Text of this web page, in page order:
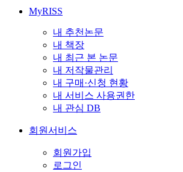
MyRISS
내 추천논문
내 책장
내 최근 본 논문
내 저작물관리
내 구매·신청 현황
내 서비스 사용권한
내 관심 DB
회원서비스
회원가입
로그인